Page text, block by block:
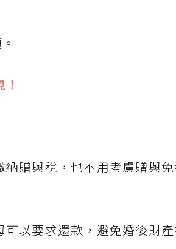
納贈與稅，也不用考慮贈與
可以要求還款，避免婚後財